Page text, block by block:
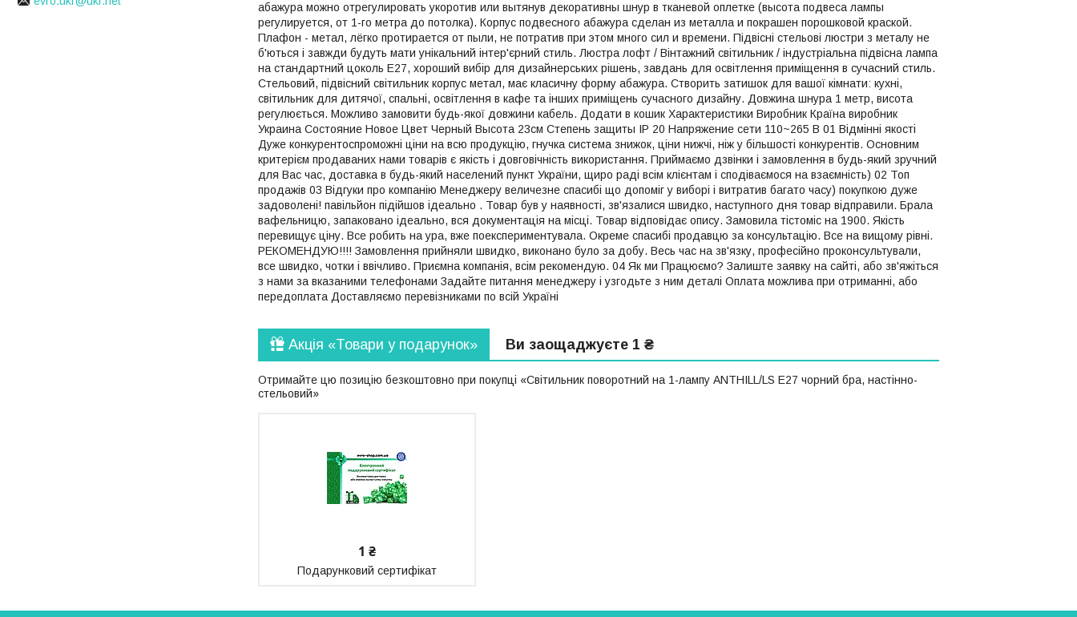
абажура можно отрегулировать укоротив или вытянув декоративны шнур в тканевой оплетке (высота подвеса лампы
регулируется, от 1-го метра до потолка). Корпус подвесного абажура сделан из металла и покрашен порошковой краской.
Плафон - метал, лёгко протирается от пыли, не потратив при этом много сил и времени. Підвісні стельові люстри з металу не
б'ються і завжди будуть мати унікальний інтер'єрний стиль. Люстра лофт / Вінтажний світильник / індустріальна підвісна лампа
на стандартний цоколь Е27, хороший вибір для дизайнерських рішень, завдань для освітлення приміщення в сучасний стиль.
Стельовий, підвісний світильник корпус метал, має класичну форму абажура. Створить затишок для вашої кімнати: кухні,
світильник для дитячої, спальні, освітлення в кафе та інших приміщень сучасного дизайну. Довжина шнура 1 метр, висота
регулюється. Можливо замовити будь-якої довжини кабель. Додати в кошик Характеристики Виробник Країна виробник
Украина Состояние Новое Цвет Черный Высота 23см Степень защиты IP 20 Напряжение сети 110~265 В 01 Відмінні якості
Дуже конкурентоспроможні ціни на всю продукцію, гнучка система знижок, ціни нижчі, ніж у більшості конкурентів. Основним
критерієм продаваних нами товарів є якість і довговічність використання. Приймаємо дзвінки і замовлення в будь-який зручний
для Вас час, доставка в будь-який населений пункт України, щиро раді всім клієнтам і сподіваємося на взаємність) 02 Топ
продажів 03 Відгуки про компанію Менеджеру величезне спасибі що допоміг у виборі і витратив багато часу) покупкою дуже
задоволені! павільйон підійшов ідеально . Товар був у наявності, зв'язалися швидко, наступного дня товар відправили. Брала
вафельницю, запаковано ідеально, вся документація на місці. Товар відповідає опису. Замовила тістоміс на 1900. Якість
перевищує ціну. Все робить на ура, вже поекспериментувала. Окреме спасибі продавцю за консультацію. Все на вищому рівні.
РЕКОМЕНДУЮ!!!! Замовлення прийняли швидко, виконано було за добу. Весь час на зв'язку, професійно проконсультували,
все швидко, чотки і ввічливо. Приємна компанія, всім рекомендую. 04 Як ми Працюємо? Залиште заявку на сайті, або зв'яжіться
з нами за вказаними телефонами Задайте питання менеджеру і узгодьте з ним деталі Оплата можлива при отриманні, або
передоплата Доставляємо перевізниками по всій Україні
Акція «Товари у подарунок» Ви заощаджуєте 1 ₴
Отримайте цю позицію безкоштовно при покупці «Світильник поворотний на 1-лампу ANTHILL/LS E27 чорний бра, настінно-
стельовий»
1 ₴
Подарунковий сертифікат